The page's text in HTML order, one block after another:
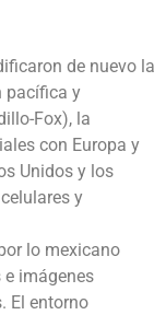
de nuevo la
pacífica y
Fox), la
con Europa y
Unidos y los
y
lo mexicano
e imágenes
El entorno